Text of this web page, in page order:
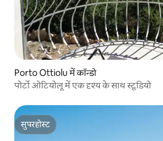
Porto Ottiolu में कॉन्डो
पोर्टो ओटियोलू में एक दृश्य के साथ स्टूडियो
सुपरहोस्ट
सुपरहोस्ट